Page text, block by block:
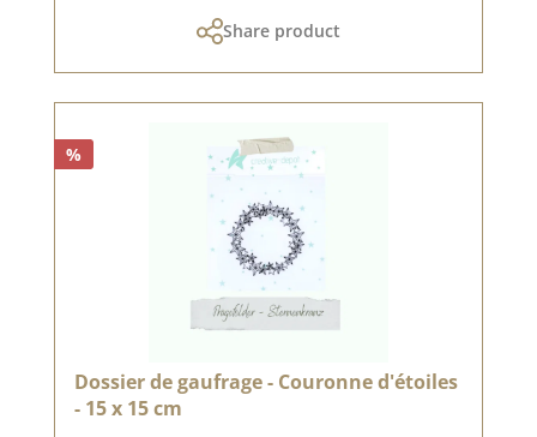
Share product
%
Dossier de gaufrage - Couronne d'étoiles
- 15 x 15 cm